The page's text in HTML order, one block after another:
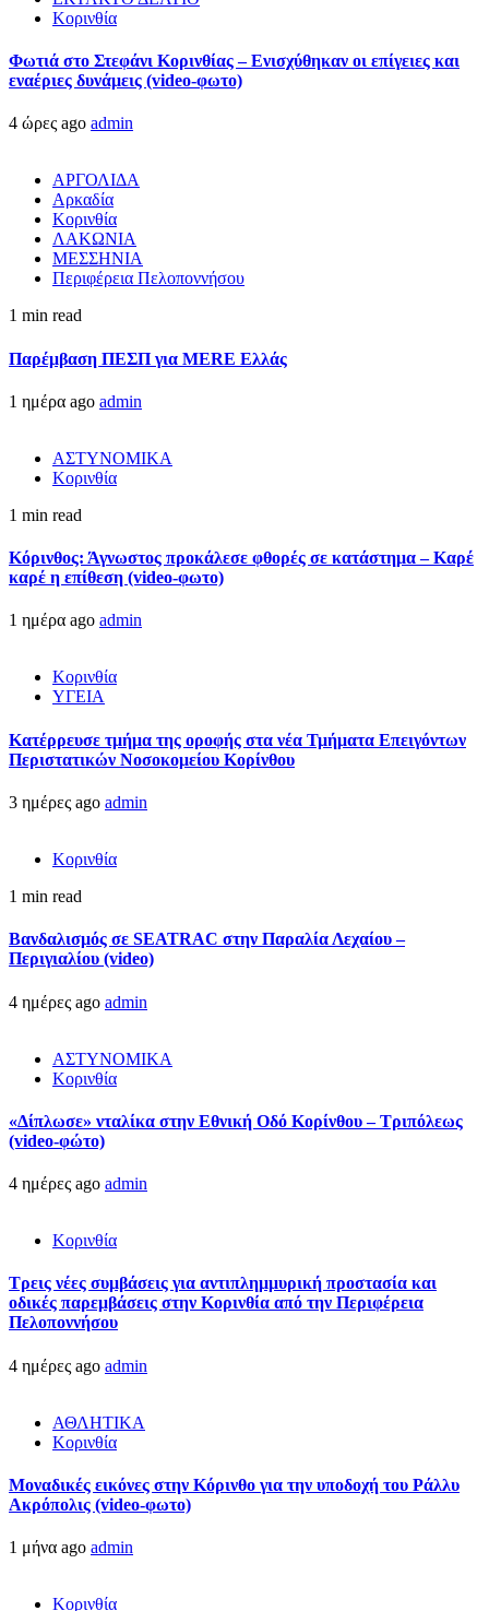
Κορινθία
Φωτιά στο Στεφάνι Κορινθίας – Ενισχύθηκαν οι επίγειες και
εναέριες δυνάμεις (video-φωτο)
4 ώρες ago admin
ΑΡΓΟΛΙΔΑ
Αρκαδία
Κορινθία
ΛΑΚΩΝΙΑ
ΜΕΣΣΗΝΙΑ
Περιφέρεια Πελοποννήσου
1 min read
Παρέμβαση ΠΕΣΠ για MERE Ελλάς
1 ημέρα ago admin
ΑΣΤΥΝΟΜΙΚΑ
Κορινθία
1 min read
Κόρινθος: Άγνωστος προκάλεσε φθορές σε κατάστημα – Καρέ
καρέ η επίθεση (video-φωτο)
1 ημέρα ago admin
Κορινθία
ΥΓΕΙΑ
Kατέρρευσε τμήμα της οροφής στα νέα Τμήματα Επειγόντων
Περιστατικών Νοσοκομείου Κορίνθου
3 ημέρες ago admin
Κορινθία
1 min read
Βανδαλισμός σε SEATRAC στην Παραλία Λεχαίου –
Περιγιαλίου (video)
4 ημέρες ago admin
ΑΣΤΥΝΟΜΙΚΑ
Κορινθία
«Δίπλωσε» νταλίκα στην Εθνική Oδό Κορίνθου – Τριπόλεως
(video-φώτο)
4 ημέρες ago admin
Κορινθία
Τρεις νέες συμβάσεις για αντιπλημμυρική προστασία και
οδικές παρεμβάσεις στην Κορινθία από την Περιφέρεια
Πελοποννήσου
4 ημέρες ago admin
ΑΘΛΗΤΙΚΑ
Κορινθία
Μοναδικές εικόνες στην Κόρινθο για την υποδοχή του Ράλλυ
Ακρόπολις (video-φωτο)
1 μήνα ago admin
Κορινθία